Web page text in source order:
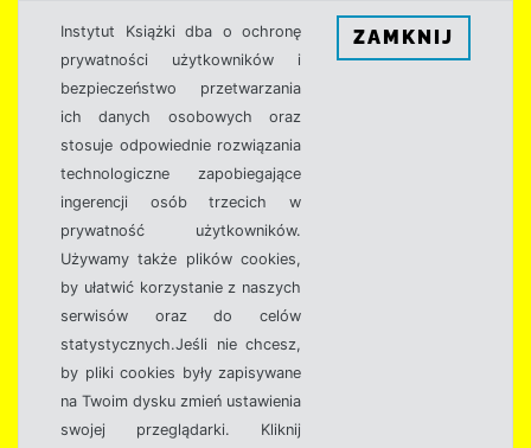
Instytut Książki dba o ochronę
prywatności użytkowników i
bezpieczeństwo przetwarzania
ich danych osobowych oraz
stosuje odpowiednie rozwiązania
technologiczne zapobiegające
ingerencji osób trzecich w
prywatność użytkowników.
Używamy także plików cookies,
by ułatwić korzystanie z naszych
serwisów oraz do celów
statystycznych.Jeśli nie chcesz,
by pliki cookies były zapisywane
na Twoim dysku zmień ustawienia
swojej przeglądarki. Kliknij
ZAMKNIJ